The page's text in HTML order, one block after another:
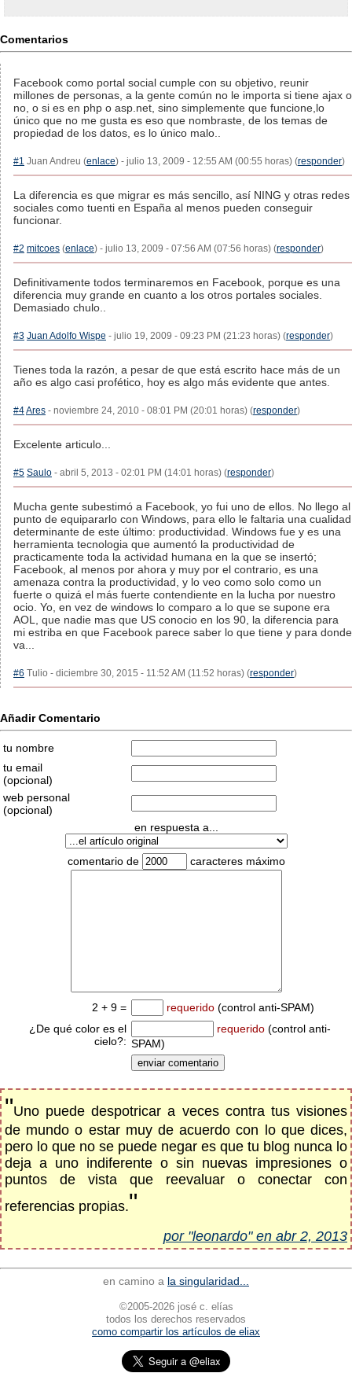
Comentarios
Facebook como portal social cumple con su objetivo, reunir
millones de personas, a la gente común no le importa si tiene ajax o
no, o si es en php o asp.net, sino simplemente que funcione,lo
único que no me gusta es eso que nombraste, de los temas de
propiedad de los datos, es lo único malo..
#1 Juan Andreu (enlace) - julio 13, 2009 - 12:55 AM (00:55 horas) (responder)
La diferencia es que migrar es más sencillo, así NING y otras redes
sociales como tuenti en España al menos pueden conseguir
funcionar.
#2 mitcoes (enlace) - julio 13, 2009 - 07:56 AM (07:56 horas) (responder)
Definitivamente todos terminaremos en Facebook, porque es una
diferencia muy grande en cuanto a los otros portales sociales.
Demasiado chulo..
#3 Juan Adolfo Wispe - julio 19, 2009 - 09:23 PM (21:23 horas) (responder)
Tienes toda la razón, a pesar de que está escrito hace más de un
año es algo casi profético, hoy es algo más evidente que antes.
#4Ares - noviembre 24, 2010 - 08:01 PM (20:01 horas) (responder)
Excelente articulo...
#5 Saulo - abril 5, 2013 - 02:01 PM (14:01 horas) (responder)
Mucha gente subestimó a Facebook, yo fui uno de ellos. No llego al
punto de equipararlo con Windows, para ello le faltaria una cualidad
determinante de este último: productividad. Windows fue y es una
herramienta tecnologia que aumentó la productividad de
practicamente toda la actividad humana en la que se insertó;
Facebook, al menos por ahora y muy por el contrario, es una
amenaza contra la productividad, y lo veo como solo como un
fuerte o quizá el más fuerte contendiente en la lucha por nuestro
ocio. Yo, en vez de windows lo comparo a lo que se supone era
AOL, que nadie mas que US conocio en los 90, la diferencia para
mi estriba en que Facebook parece saber lo que tiene y para donde
va...
#6 Tulio - diciembre 30, 2015 - 11:52 AM (11:52 horas) (responder)
Añadir Comentario
tu nombre
tu email
(opcional)
web personal
(opcional)
en respuesta a...
comentario de caracteres máximo
2 + 9 = requerido (control anti-SPAM)
¿De qué color es el
cielo?:
requerido (control anti-
SPAM)
"Uno puede despotricar a veces contra tus visiones
de mundo o estar muy de acuerdo con lo que dices,
pero lo que no se puede negar es que tu blog nunca lo
deja a uno indiferente o sin nuevas impresiones o
puntos de vista que reevaluar o conectar con
referencias propias."
por "leonardo" en abr 2, 2013
en camino a la singularidad...
©2005-2026 josé c. elías
todos los derechos reservados
como compartir los artículos de eliax